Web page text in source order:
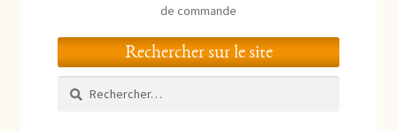
de commande
Rechercher sur le site
Rechercher :